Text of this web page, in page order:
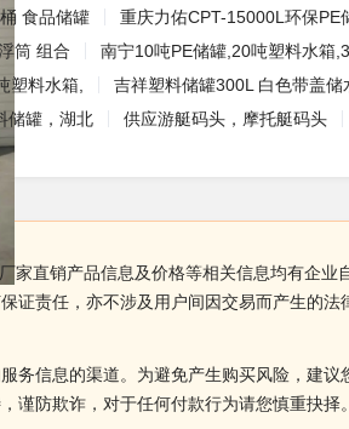
食品储罐
重庆力佑CPT-15000L环保PE
筒 组合
南宁10吨PE储罐,20吨塑料水箱
塑料水箱,
吉祥塑料储罐300L 白色带盖储
储罐，湖北 供应游艇码头，摩托艇码头
家直销产品信息及价格等相关信息均有企业
证责任，亦不涉及用户间因交易而产生的法
务信息的渠道。为避免产生购买风险，建议
谨防欺诈，对于任何付款行为请您慎重抉择。